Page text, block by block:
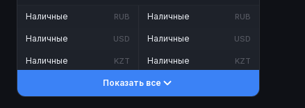
Наличные RUB
Наличные USD
Наличные KZT
Наличные RUB
Наличные USD
Наличные KZT
Показать все